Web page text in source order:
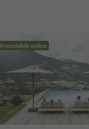
Prenotabile online